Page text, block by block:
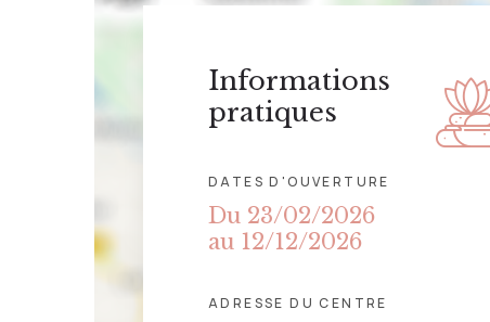
Informations
pratiques
DATES D'OUVERTURE
Du 23/02/2026
au 12/12/2026
ADRESSE DU CENTRE